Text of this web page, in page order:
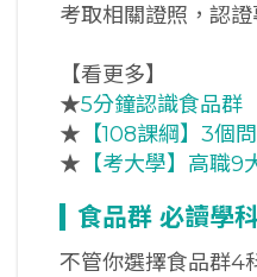
考取相關證照，認
【看更多】
★5分鐘認識食品群
★ 【108課綱】3個
★ 【考大學】高職9
食品群 必讀學
不管你選擇食品群4